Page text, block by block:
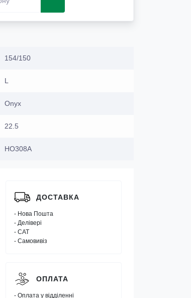
154/150
L
Onyx
22.5
HO308A
ДОСТАВКА
- Нова Пошта
- Делівері
- САТ
- Самовивіз
ОПЛАТА
- Оплата у відділенні